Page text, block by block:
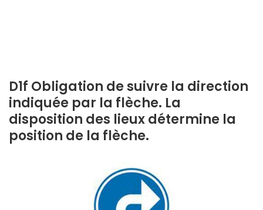
D1f Obligation de suivre la direction
indiquée par la flèche. La
disposition des lieux détermine la
position de la flèche.